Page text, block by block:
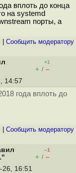
вплоть до конца
на systemd
порты, а
Cообщить модератору
+1
+ / –
14:57
года вплоть до
Cообщить модератору
–1
+ / –
26, 16:51